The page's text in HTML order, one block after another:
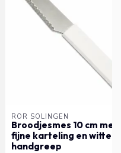
RÖR SOLINGEN
Broodjesmes 10 cm met
fijne karteling en witte
handgreep